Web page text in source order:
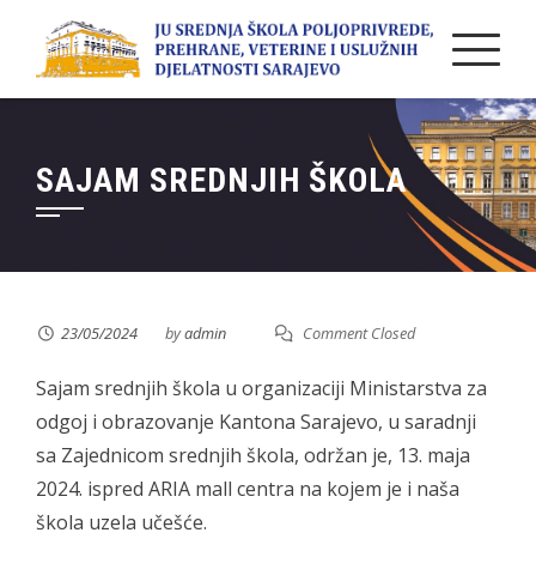
content
SAJAM SREDNJIH ŠKOLA
23/05/2024 byadmin Comment Closed
Sajam srednjih škola u organizaciji Ministarstva za
odgoj i obrazovanje Kantona Sarajevo, u saradnji
sa Zajednicom srednjih škola, održan je, 13. maja
2024. ispred ARIA mall centra na kojem je i naša
škola uzela učešće.